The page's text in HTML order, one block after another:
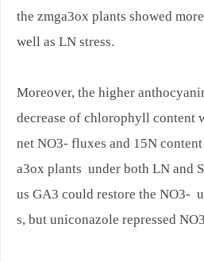
the zmga3ox plants showed
well as LN stress.
Moreover, the higher
decrease of chlorophyll content
net NO3- fluxes and 15N
a3ox plants under both LN and
us GA3 could restore the NO3-
s, but uniconazole repressed